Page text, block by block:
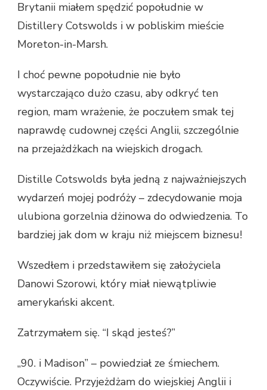
Brytanii miałem spędzić popołudnie w
Distillery Cotswolds i w pobliskim mieście
Moreton-in-Marsh.
I choć pewne popołudnie nie było
wystarczająco dużo czasu, aby odkryć ten
region, mam wrażenie, że poczułem smak tej
naprawdę cudownej części Anglii, szczególnie
na przejażdżkach na wiejskich drogach.
Distille Cotswolds była jedną z najważniejszych
wydarzeń mojej podróży – zdecydowanie moja
ulubiona gorzelnia dżinowa do odwiedzenia. To
bardziej jak dom w kraju niż miejscem biznesu!
Wszedłem i przedstawiłem się założyciela
Danowi Szorowi, który miał niewątpliwie
amerykański akcent.
Zatrzymałem się. “I skąd jesteś?”
„90. i Madison” – powiedział ze śmiechem.
Oczywiście. Przyjeżdżam do wiejskiej Anglii i